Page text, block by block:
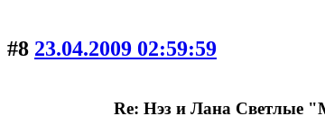
#8 23.04.2009 02:59:59
Re: Нэз и Лана Светлые